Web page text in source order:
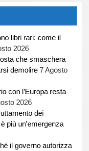
libri rari: come il
2026
che smaschera
demolire 7 Agosto
con l’Europa resta
2026
dei
più un’emergenza
il governo autorizza